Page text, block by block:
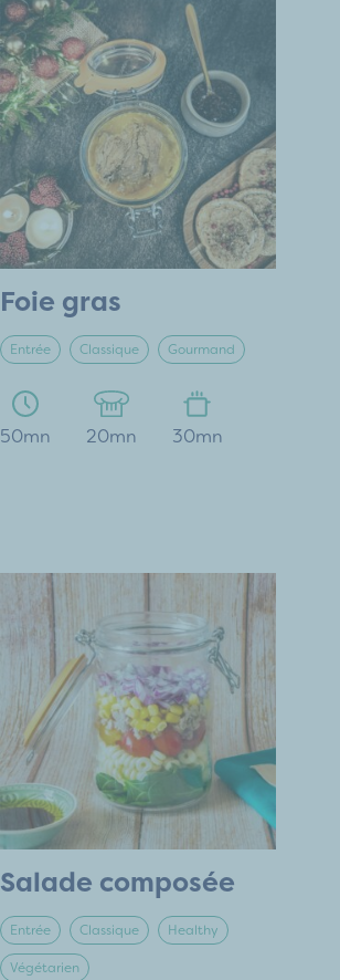
Foie gras
Entrée Classique Gourmand
50mn 20mn 30mn
Salade composée
Entrée Classique Healthy
Végétarien